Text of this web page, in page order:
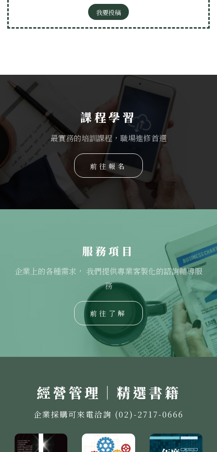
我要投稿
課程學習
最實務的培訓課程，職場進修首選
前往報名
服務項目
企業上的各種需求， 我們提供專業客製化的諮詢輔導服
務
前往了解
經營管理｜精選書籍
企業採購可來電洽詢 (02)-2717-0666